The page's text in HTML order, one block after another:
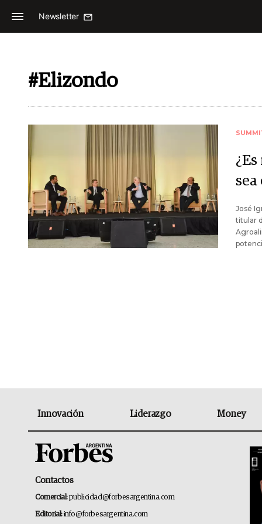
Newsletter
#Elizondo
José
titular
Innovación Liderazgo Money
Contactos
Comercial:publicidad@forbesargentina.com
Editorial:info@forbesargentina.com